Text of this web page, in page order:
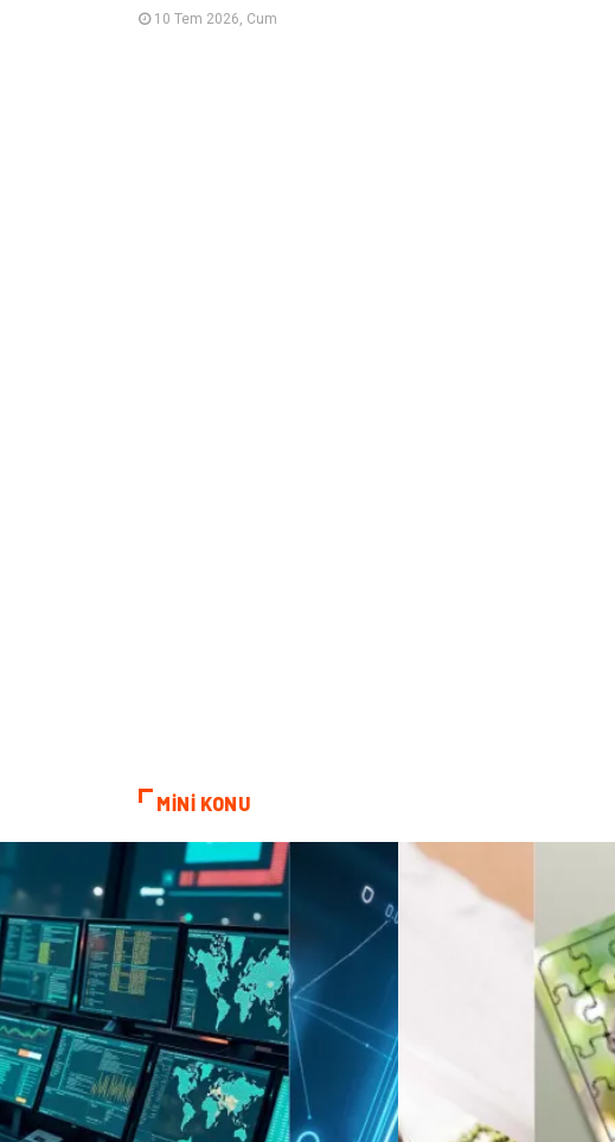
10 Tem 2026, Cum
MİNİ KONU